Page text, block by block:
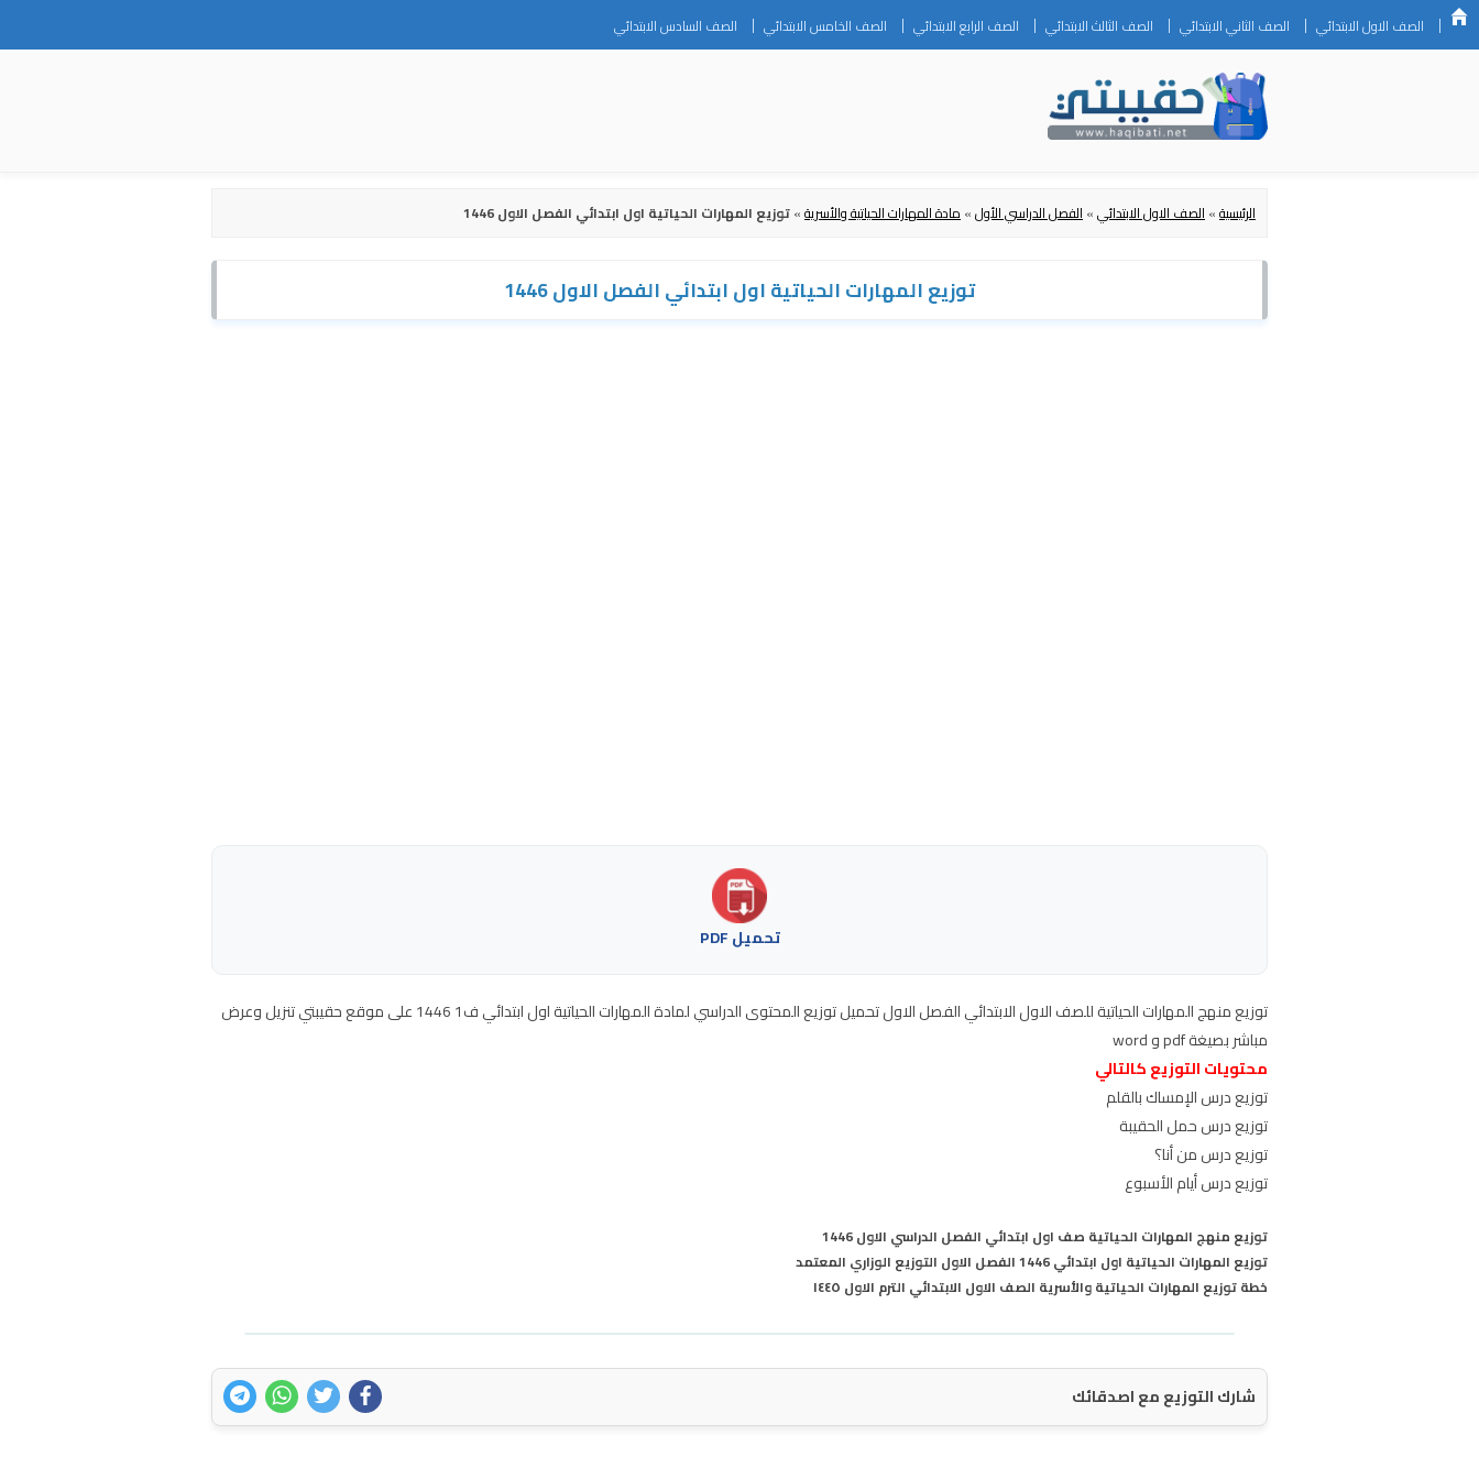
Skip
to
الصف الاول الابتدائي الصف الثاني الابتدائي الصف الثالث الابتدائي الصف الرابع الابتدائي الصف الخامس الابتدائي الصف السادس الابتدائي
الرئيسية»الصف الاول الابتدائي»الفصل الدراسي الأول»مادة المهارات الحياتية والأسرية»توزيع المهارات الحياتية اول ابتدائي الفصل الاول 1446
توزيع المهارات الحياتية اول ابتدائي الفصل الاول 1446
تحميل PDF
توزيع منهج المهارات الحياتية للصف الاول الابتدائي الفصل الاول تحميل توزيع المحتوى الدراسي لمادة المهارات الحياتية اول ابتدائي ف1 1446 على موقع حقيبتي تنزيل وعرض
مباشر بصيغة pdf و word
محتويات التوزيع كالتالي
توزيع درس الإمساك بالقلم
توزيع درس حمل الحقيبة
توزيع درس من أنا؟
توزيع درس أيام الأسبوع
توزيع منهج المهارات الحياتية صف اول ابتدائي الفصل الدراسي الاول 1446
توزيع المهارات الحياتية اول ابتدائي 1446 الفصل الاول التوزيع الوزاري المعتمد
خطة توزيع المهارات الحياتية والأسرية الصف الاول الابتدائي الترم الاول ١٤٤٥
شارك التوزيع مع اصدقائك